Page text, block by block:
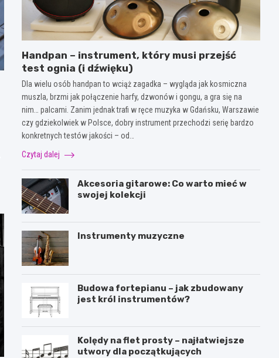
Handpan – instrument, który musi przejść
test ognia (i dźwięku)
Dla wielu osób handpan to wciąż zagadka – wygląda jak kosmiczna
muszla, brzmi jak połączenie harfy, dzwonów i gongu, a gra się na
nim… palcami. Zanim jednak trafi w ręce muzyka w Gdańsku, Warszawie
czy gdziekolwiek w Polsce, dobry instrument przechodzi serię bardzo
konkretnych testów jakości – od…
Czytaj dalej
Akcesoria gitarowe: Co warto mieć w
swojej kolekcji
Instrumenty muzyczne
Budowa fortepianu – jak zbudowany
jest król instrumentów?
Kolędy na flet prosty – najłatwiejsze
utwory dla początkujących